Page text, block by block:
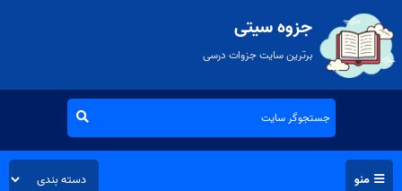
جزوه سیتی
برترین سایت جزوات درسی
منو